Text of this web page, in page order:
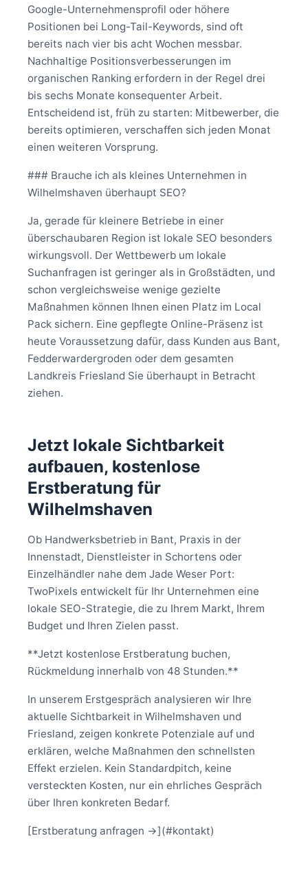
Google-Unternehmensprofil oder höhere
Positionen bei Long-Tail-Keywords, sind oft
bereits nach vier bis acht Wochen messbar.
Nachhaltige Positionsverbesserungen im
organischen Ranking erfordern in der Regel drei
bis sechs Monate konsequenter Arbeit.
Entscheidend ist, früh zu starten: Mitbewerber, die
bereits optimieren, verschaffen sich jeden Monat
einen weiteren Vorsprung.
### Brauche ich als kleines Unternehmen in
Wilhelmshaven überhaupt SEO?
Ja, gerade für kleinere Betriebe in einer
überschaubaren Region ist lokale SEO besonders
wirkungsvoll. Der Wettbewerb um lokale
Suchanfragen ist geringer als in Großstädten, und
schon vergleichsweise wenige gezielte
Maßnahmen können Ihnen einen Platz im Local
Pack sichern. Eine gepflegte Online-Präsenz ist
heute Voraussetzung dafür, dass Kunden aus Bant,
Fedderwardergroden oder dem gesamten
Landkreis Friesland Sie überhaupt in Betracht
ziehen.
Jetzt lokale Sichtbarkeit
aufbauen, kostenlose
Erstberatung für
Wilhelmshaven
Ob Handwerksbetrieb in Bant, Praxis in der
Innenstadt, Dienstleister in Schortens oder
Einzelhändler nahe dem Jade Weser Port:
TwoPixels entwickelt für Ihr Unternehmen eine
lokale SEO-Strategie, die zu Ihrem Markt, Ihrem
Budget und Ihren Zielen passt.
**Jetzt kostenlose Erstberatung buchen,
Rückmeldung innerhalb von 48 Stunden.**
In unserem Erstgespräch analysieren wir Ihre
aktuelle Sichtbarkeit in Wilhelmshaven und
Friesland, zeigen konkrete Potenziale auf und
erklären, welche Maßnahmen den schnellsten
Effekt erzielen. Kein Standardpitch, keine
versteckten Kosten, nur ein ehrliches Gespräch
über Ihren konkreten Bedarf.
[Erstberatung anfragen →](#kontakt)